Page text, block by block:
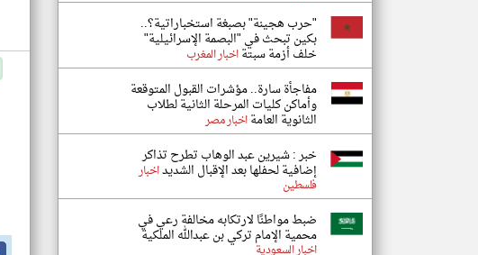
"حرب هجينة" بصبغة استخباراتية؟..
بكين تبحث في "البصمة الإسرائيلية"
خلف أزمة سبتةاخبار المغرب
مفاجأة سارة.. مؤشرات القبول المتوقعة
وأماكن كليات المرحلة الثانية لطلاب
الثانوية العامةاخبار مصر
خبر : شيرين عبد الوهاب تطرح تذاكر
إضافية لحفلها بعد الإقبال الشديداخبار
فلسطين
ضبط مواطنًا لارتكابه مخالفة رعي في
محمية الإمام تركي بن عبدالله الملكية
اخبار السعودية